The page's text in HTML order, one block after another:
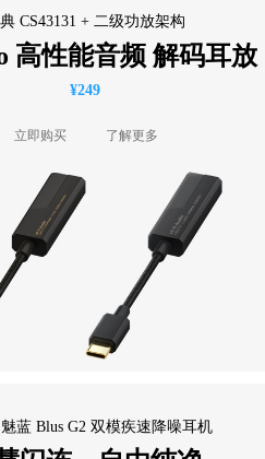
蓝 Blus G2 双模疾速降噪耳机
CS43131 + 二级功放架构
高性能音频 解码耳放
¥249
立即购买 了解更多